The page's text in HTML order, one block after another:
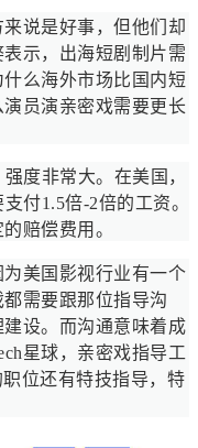
说是好事，但他们却
示，出海短剧制片需
么海外市场比国内短
员演亲密戏需要更长
度非常大。在美国，
付1.5倍-2倍的工资。
赔偿费用。
美国影视行业有一个
需要跟那位指导沟
设。而沟通意味着成
星球，亲密戏指导工
位还有特技指导，特